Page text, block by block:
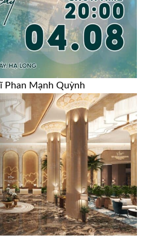
Phan Mạnh Quỳnh